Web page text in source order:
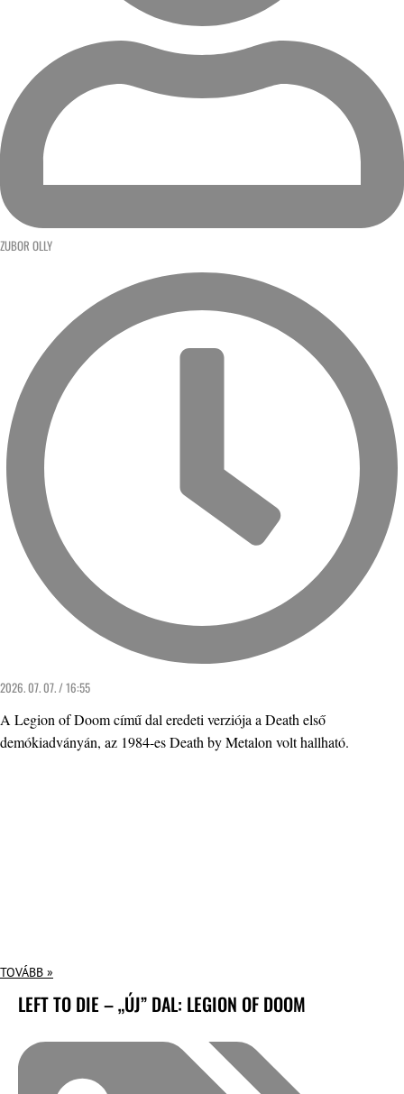
ZUBOR OLLY
2026. 07. 07. / 16:55
A Legion of Doom című dal eredeti verziója a Death első
demókiadványán, az 1984-es Death by Metalon volt hallható.
TOVÁBB »
LEFT TO DIE – „ÚJ” DAL: LEGION OF DOOM